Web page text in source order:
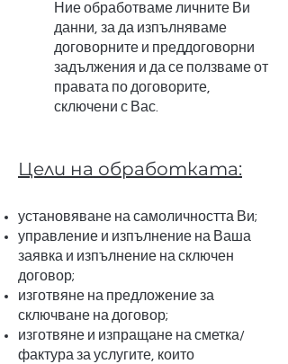
Ние обработваме личните Ви
данни, за да изпълняваме
договорните и преддоговорни
задължения и да се ползваме от
правата по договорите,
сключени с Вас.
Цели на обработката:
установяване на самоличността Ви;
управление и изпълнение на Ваша
заявка и изпълнение на сключен
договор;
изготвяне на предложение за
сключване на договор;
изготвяне и изпращане на сметка/
фактура за услугите, които